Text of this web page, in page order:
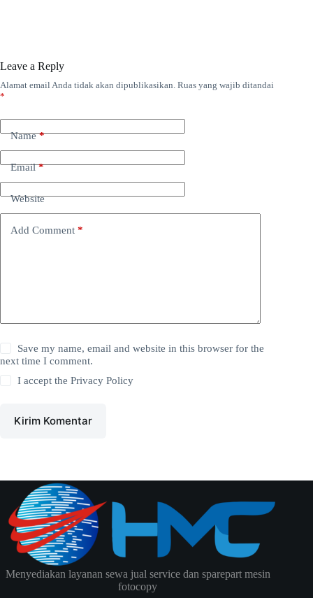
Leave a Reply
Alamat email Anda tidak akan dipublikasikan. Ruas yang wajib ditandai
*
Name*
Email*
Website
Add Comment *
Save my name, email and website in this browser for the
next time I comment.
I accept thePrivacy Policy
Kirim Komentar
Menyediakan layanan sewa jual service dan sparepart mesin
fotocopy